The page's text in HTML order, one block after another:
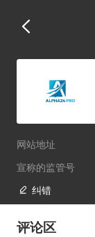
网站地址
宣称的监管号
纠错
评论区